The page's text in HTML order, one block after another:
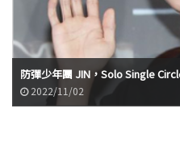
防彈少年團 JIN，Solo Single
2022/11/02